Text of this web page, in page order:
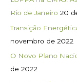
Rio de Janeiro 20
Transição
novembro de 2022
O Novo Plano
de 2022